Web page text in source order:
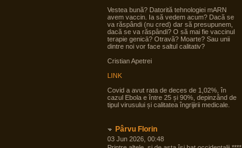
Vestea bună? Datorită tehnologiei mARN
avem vaccin. Ia să vedem acum? Dacă se
va răspândi (nu cred) dar să presupunem,
dacă se va răspândi? O să mai fie vaccinul
terapie genicā? Otravă? Moarte? Sau unii
dintre noi vor face saltul calitativ?
Cristian Apetrei
LINK
Covid a avut rata de deces de 1,02%, în
cazul Ebola e între 25 și 90%, depinzând de
tipul virusului și calitatea îngrijirii medicale.
Pârvu Florin
03 Jun 2026, 00:48